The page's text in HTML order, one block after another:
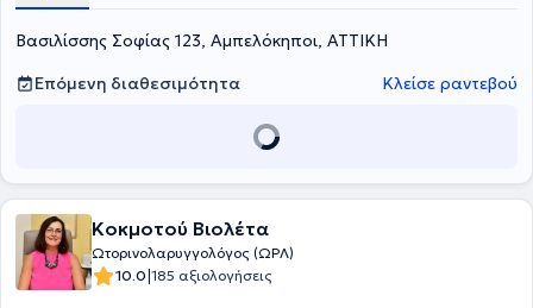
Βασιλίσσης Σοφίας 123, Αμπελόκηποι, ΑΤΤΙΚΗ
Επόμενη διαθεσιμότητα
Κλείσε ραντεβού
Κοκμοτού Βιολέτα
Ωτορινολαρυγγολόγος (ΩΡΛ)
10.0|185 αξιολογήσεις